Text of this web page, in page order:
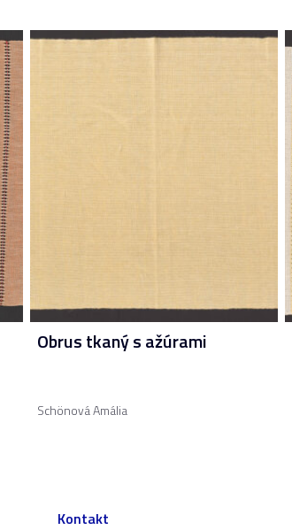
Obrus tkaný s ažúrami
Schönová Amália
Kontakt